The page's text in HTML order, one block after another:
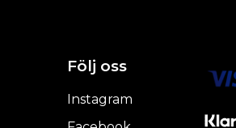
Följ oss
Instagram